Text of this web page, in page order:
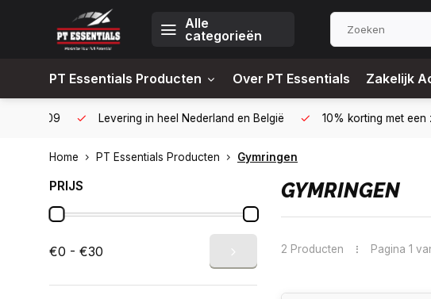
Alle
categorieën
PT Essentials Producten Over PT Essentials Zakelijk
Levering in heel Nederland en België 10% korting met een
Home PT Essentials Producten Gymringen
PRIJS
€0 - €30
GYMRINGEN
2 Producten Pagina 1